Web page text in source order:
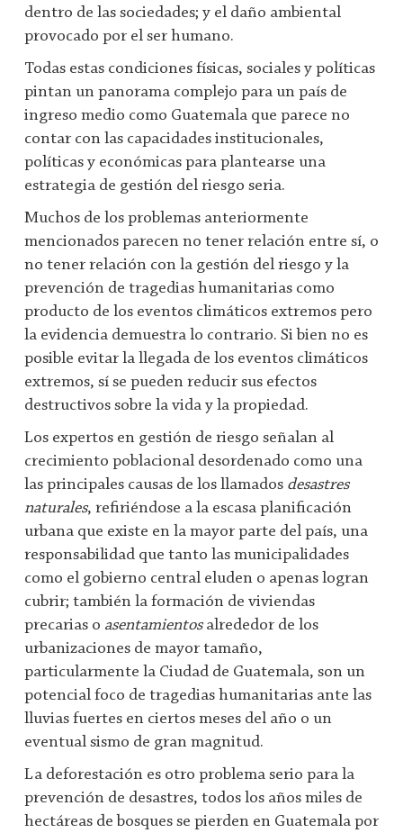
dentro de las sociedades; y el daño ambiental
provocado por el ser humano.
Todas estas condiciones físicas, sociales y políticas
pintan un panorama complejo para un país de
ingreso medio como Guatemala que parece no
contar con las capacidades institucionales,
políticas y económicas para plantearse una
estrategia de gestión del riesgo seria.
Muchos de los problemas anteriormente
mencionados parecen no tener relación entre sí, o
no tener relación con la gestión del riesgo y la
prevención de tragedias humanitarias como
producto de los eventos climáticos extremos pero
la evidencia demuestra lo contrario. Si bien no es
posible evitar la llegada de los eventos climáticos
extremos, sí se pueden reducir sus efectos
destructivos sobre la vida y la propiedad.
Los expertos en gestión de riesgo señalan al
crecimiento poblacional desordenado como una
las principales causas de los llamados desastres
naturales, refiriéndose a la escasa planificación
urbana que existe en la mayor parte del país, una
responsabilidad que tanto las municipalidades
como el gobierno central eluden o apenas logran
cubrir; también la formación de viviendas
precarias o asentamientosalrededor de los
urbanizaciones de mayor tamaño,
particularmente la Ciudad de Guatemala, son un
potencial foco de tragedias humanitarias ante las
lluvias fuertes en ciertos meses del año o un
eventual sismo de gran magnitud.
La deforestación es otro problema serio para la
prevención de desastres, todos los años miles de
hectáreas de bosques se pierden en Guatemala por